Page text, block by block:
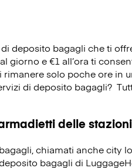
deposito bagagli che ti
giorno e €1 all’ora ti
solo poche ore in
di deposito bagagli?
delle
chiamati anche city
bagagli di